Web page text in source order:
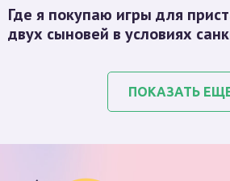
Где я покупаю игры для
двух сыновей в условиях
ПОКАЗАТЬ